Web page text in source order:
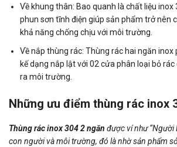
Về khung thân: Bao quanh là chất liệu inox
phun sơn tĩnh điện giúp sản phẩm trở nên
khả năng chống chịu với môi trường.
Về nắp thùng rác: Thùng rác hai ngăn inox
kế dạng nắp lật với 02 cửa phân loại bỏ
ra môi trường.
Những ưu điểm thùng rác inox
Thùng rác inox 304 2 ngăn được ví như “Người
con người và môi trường, đó là nhờ sản phẩm